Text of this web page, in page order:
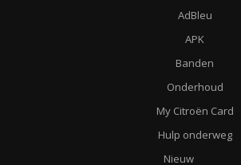
AdBleu
APK
Banden
Onderhoud
My Citroën Card
Hulp onderweg
Nieuw